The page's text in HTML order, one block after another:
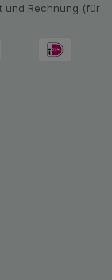
und Rechnung (für